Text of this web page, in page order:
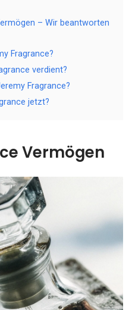
– Wir beantworten
Fragrance?
verdient?
Fragrance?
jetzt?
Vermögen